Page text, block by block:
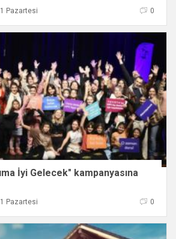
Pazartesi 0
İyi Gelecek" kampanyasına
Pazartesi 0